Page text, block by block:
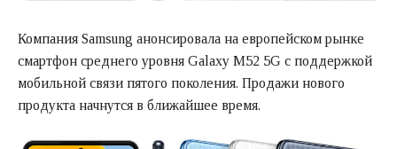
Компания Samsung анонсировала на европейском рынке
смартфон среднего уровня Galaxy M52 5G с поддержкой
мобильной связи пятого поколения. Продажи нового
продукта начнутся в ближайшее время.